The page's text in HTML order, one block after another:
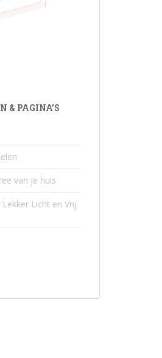
& PAGINA’S
van je huis
Licht en Vrij